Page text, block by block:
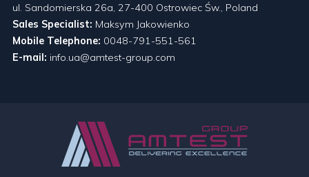
ul. Sandomierska 26a, 27-400 Ostrowiec Św., Poland
Sales Specialist: Maksym Jakowienko
Mobile Telephone: 0048-791-551-561
E-mail: info.ua@amtest-group.com